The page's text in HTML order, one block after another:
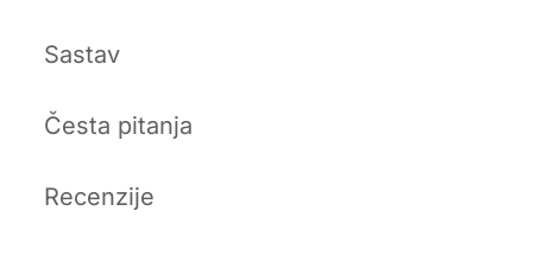
Sastav
Česta pitanja
Recenzije